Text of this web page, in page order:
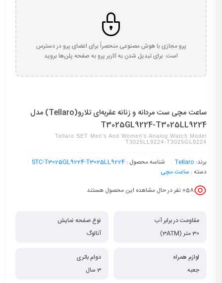
پرو مجازی با هوش مصنوعی منحصراً برای اعضای پرو در دسترس
است. برای تبدیل شدن به کاربر پرو به صفحه پلن‌ها بروید
ساعت مچی ست مردانه و زنانه عقربه‌ای تلارو(Tellaro) مدل
T3025GL9224-T3025LL9224
Tellaro SET Men's And Women's Analog Watch Model
T3025LL9224-T3025GL9224
برند: Tellaro شناسه محصول : STC-T3025GL9224-T3025LL9224
دسته : ساعت مچی
58+ نفر در حال مشاهده این محصول هستند
مقاومت در برابر آب
30 متر (3ATM)
نوع صفحه نمایش
آنالوگ
لوازم همراه
جعبه
دوام باتری
3 سال